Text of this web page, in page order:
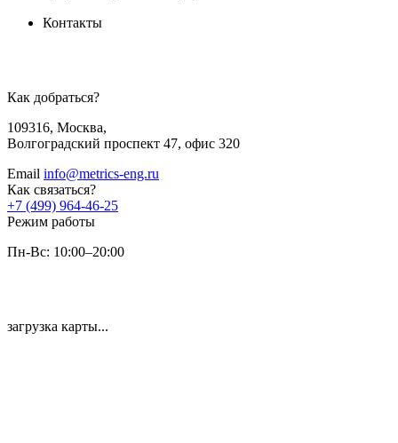
Контакты
Как добраться?
109316, Москва,
Волгоградский проспект 47, офис 320
Email info@metrics-eng.ru
Как связаться?
+7 (499) 964-46-25
Режим работы
Пн-Вс: 10:00–20:00
загрузка карты...